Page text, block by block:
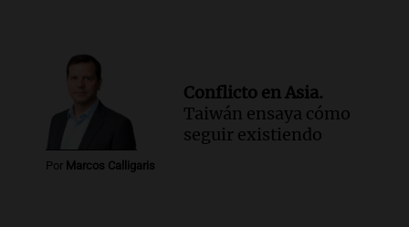
Por Marcos Calligaris
Conflicto en Asia.
Taiwán ensaya cómo
seguir existiendo